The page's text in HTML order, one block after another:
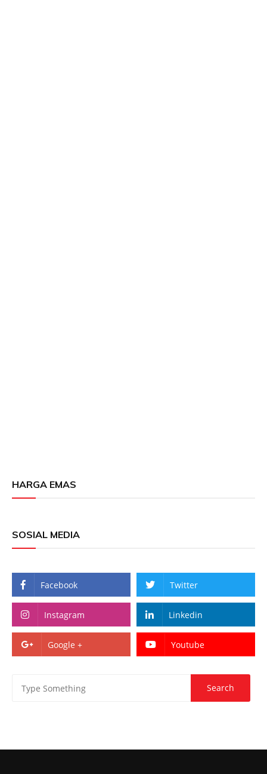
HARGA EMAS
SOSIAL MEDIA
Facebook Twitter
Instagram Linkedin
Google + Youtube